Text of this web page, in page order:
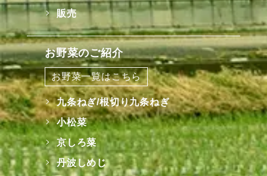
販売
お野菜のご紹介
お野菜一覧はこちら
九条ねぎ/根切り九条ねぎ
小松菜
京しろ菜
丹波しめじ